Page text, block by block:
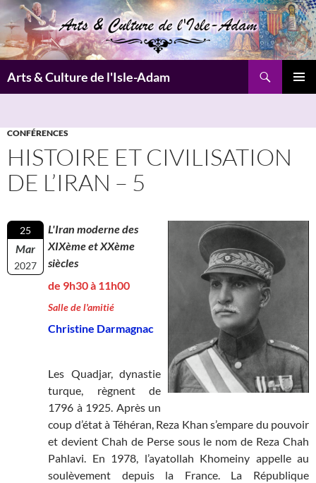
Aller
au
contenu
Arts & Culture de l'Isle-Adam
CONFÉRENCES
HISTOIRE ET CIVILISATION
DE L’IRAN – 5
25
Mar
2027
L'Iran moderne des
XIXème et XXème
siècles
de 9h30 à 11h00
Salle de l'amitié
Christine Darmagnac
Les Quadjar, dynastie
turque, règnent de
1796 à 1925. Après un
coup d’état à Téhéran, Reza Khan s’empare du pouvoir
et devient Chah de Perse sous le nom de Reza Chah
Pahlavi. En 1978, l’ayatollah Khomeiny appelle au
soulèvement depuis la France. La République